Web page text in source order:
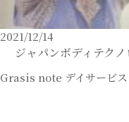
2021/12/14
ジャパンボディテク
Grasis note デイサービス